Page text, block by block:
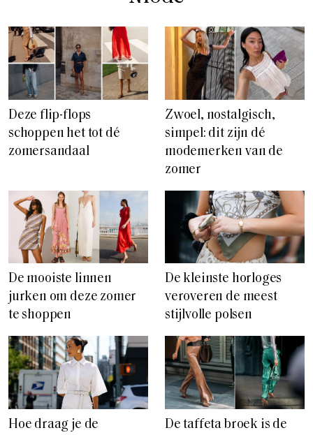
Deze flip-flops
schoppen het tot dé
zomersandaal
Zwoel, nostalgisch,
simpel: dit zijn dé
modemerken van de
zomer
De mooiste linnen
jurken om deze zomer
te shoppen
De kleinste horloges
veroveren de meest
stijlvolle polsen
Hoe draag je de
De taffeta broek is de